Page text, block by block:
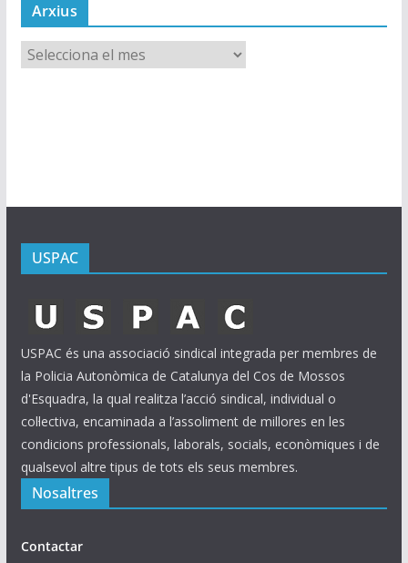
Arxius
USPAC
USPAC és una associació sindical integrada per membres de
la Policia Autonòmica de Catalunya del Cos de Mossos
d'Esquadra, la qual realitza l’acció sindical, individual o
col·lectiva, encaminada a l’assoliment de millores en les
condicions professionals, laborals, socials, econòmiques i de
qualsevol altre tipus de tots els seus membres.
Nosaltres
Contactar